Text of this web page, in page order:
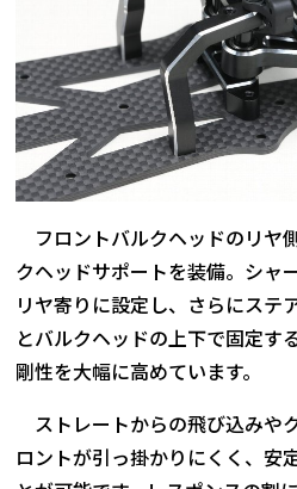
フロントバルクヘッドのリヤ
クヘッドサポートを装備。シャ
リヤ寄りに設定し、さらにステ
とバルクヘッドの上下で固定す
剛性を大幅に高めています。
ストレートからの飛び込みや
ロントが引っ掛かりにくく、安